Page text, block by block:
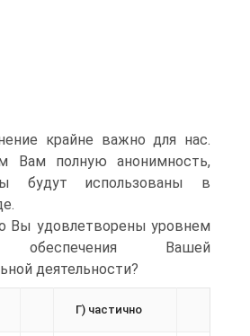
крайне важно для нас.
Вам полную анонимность,
будут использованы в
Вы удовлетворены уровнем
обеспечения Вашей
деятельности?
Г) частично